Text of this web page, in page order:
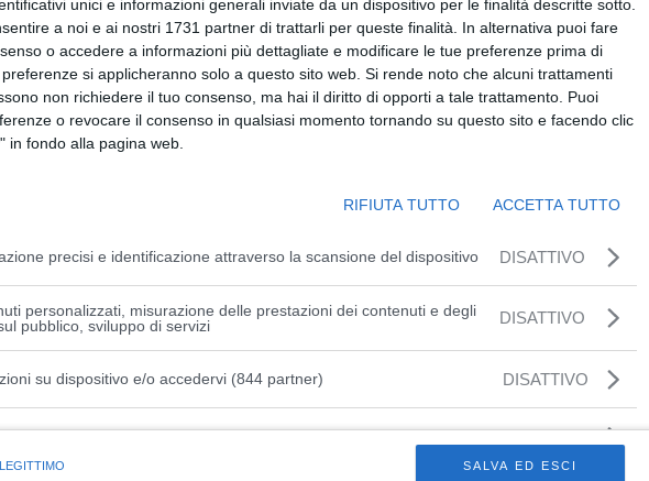
unici e informazioni generali inviate da un dispositivo per le finalità descritte sotto.
a noi e ai nostri 1731 partner di trattarli per queste finalità. In alternativa puoi fare
o accedere a informazioni più dettagliate e modificare le tue preferenze prima di
si applicheranno solo a questo sito web. Si rende noto che alcuni trattamenti
non richiedere il tuo consenso, ma hai il diritto di opporti a tale trattamento. Puoi
o revocare il consenso in qualsiasi momento tornando su questo sito e facendo clic
in fondo alla pagina web.
RIFIUTA TUTTO ACCETTA TUTTO
precisi e identificazione attraverso la scansione del dispositivo DISATTIVO
personalizzati, misurazione delle prestazioni dei contenuti e degli
pubblico, sviluppo di servizi
DISATTIVO
su dispositivo e/o accedervi (844 partner) DISATTIVO
speciali
SALVA ED ESCI
delle imprese del Made in Italy in modalità
Saranno inoltre illustrati i nuovi trend del marketing
ufficio sindacale e comunicazione Lapam; e di
Centro Nord UniCredit;
Corporate sales & Marketing Italy UniCredit,
imprese “UniCredit EasyPack”. Seguiranno gli
Executive Google Italia, che illustrerà il supporto che le
e di
nel mondo con Alibaba.com. Modera l’incontro
UniCredit.
(https://www.lapam.eu/eventi/eventi-di-settore/eventi-
costruire-un-export-di-successo/)